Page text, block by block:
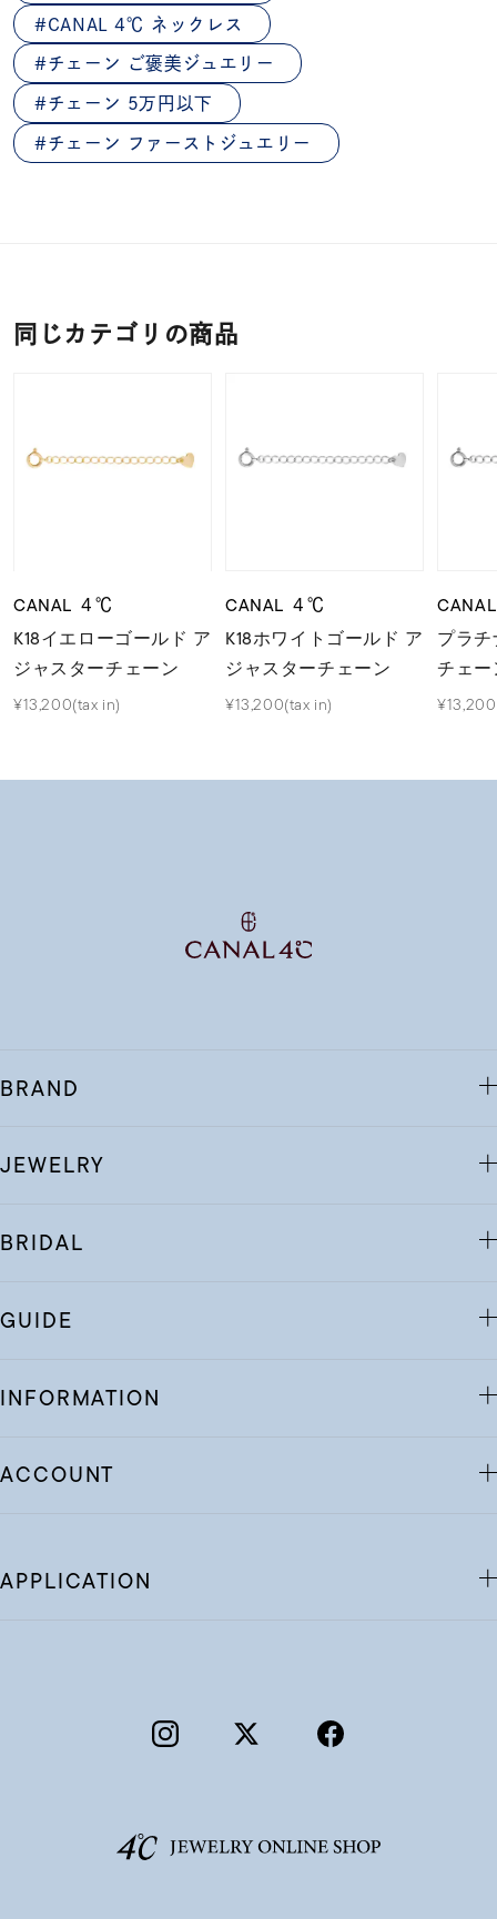
CANAL 4℃ ネックレス
チェーン ご褒美ジュエリー
チェーン 5万円以下
チェーン ファーストジュエリー
同じカテゴリの商品
CANAL ４℃
K18イエローゴールド ア
ジャスターチェーン
¥13,200(tax in)
CANAL ４℃
K18ホワイトゴールド ア
ジャスターチェーン
¥13,200(tax in)
プラ
チェー
BRAND
JEWELRY
BRIDAL
GUIDE
INFORMATION
ACCOUNT
APPLICATION